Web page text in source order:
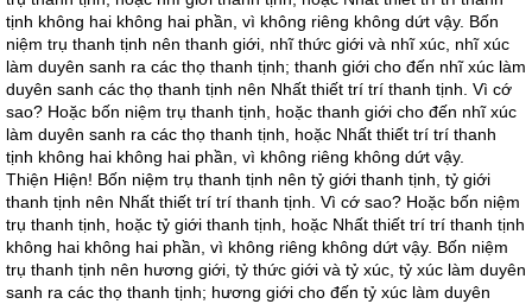
tịnh không hai không hai phần, vì không riêng không dứt vậy. Bốn
niệm trụ thanh tịnh nên thanh giới, nhĩ thức giới và nhĩ xúc, nhĩ xúc
làm duyên sanh ra các thọ thanh tịnh; thanh giới cho đến nhĩ xúc làm
duyên sanh các thọ thanh tịnh nên Nhất thiết trí trí thanh tịnh. Vì cớ
sao? Hoặc bốn niệm trụ thanh tịnh, hoặc thanh giới cho đến nhĩ xúc
làm duyên sanh ra các thọ thanh tịnh, hoặc Nhất thiết trí trí thanh
tịnh không hai không hai phần, vì không riêng không dứt vậy.
Thiện Hiện! Bốn niệm trụ thanh tịnh nên tỷ giới thanh tịnh, tỷ giới
thanh tịnh nên Nhất thiết trí trí thanh tịnh. Vì cớ sao? Hoặc bốn niệm
trụ thanh tịnh, hoặc tỷ giới thanh tịnh, hoặc Nhất thiết trí trí thanh tịnh
không hai không hai phần, vì không riêng không dứt vậy. Bốn niệm
trụ thanh tịnh nên hương giới, tỷ thức giới và tỷ xúc, tỷ xúc làm duyên
sanh ra các thọ thanh tịnh; hương giới cho đến tỷ xúc làm duyên